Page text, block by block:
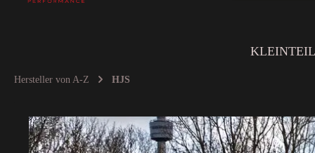
Hersteller von A-Z HJS